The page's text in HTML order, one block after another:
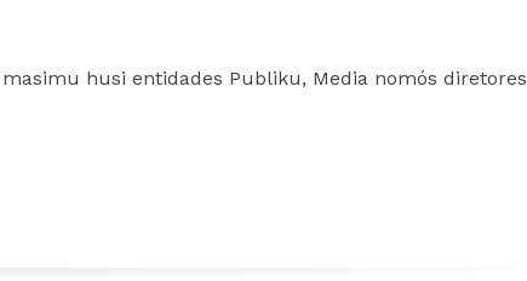
husi entidades Publiku, Media nomós diretores